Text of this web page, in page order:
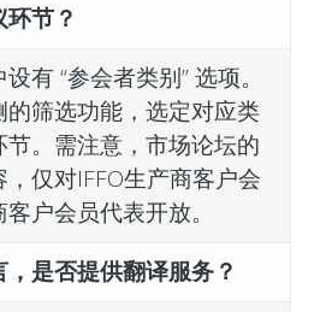
节？
有 “参会者类别” 选项。
筛选功能，选定对应类
。需注意，市场论坛的
仅对IFFO生产商客户会
户会员代表开放。
是否提供翻译服务？